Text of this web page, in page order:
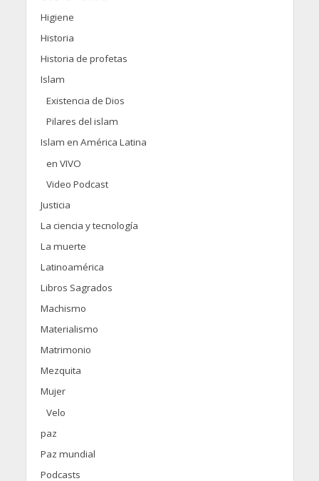
Higiene
Historia
Historia de profetas
Islam
Existencia de Dios
Pilares del islam
Islam en América Latina
en VIVO
Video Podcast
Justicia
La ciencia y tecnología
La muerte
Latinoamérica
Libros Sagrados
Machismo
Materialismo
Matrimonio
Mezquita
Mujer
Velo
paz
Paz mundial
Podcasts